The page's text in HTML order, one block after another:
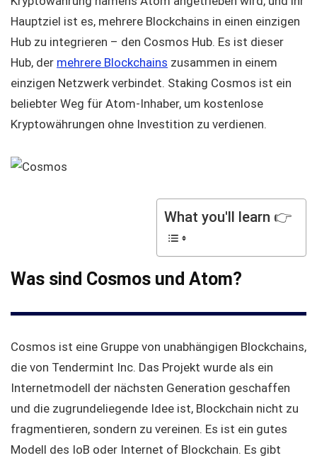
Hauptziel ist es, mehrere Blockchains in einen einzigen
Hub zu integrieren – den Cosmos Hub. Es ist dieser
Hub, der mehrere Blockchains zusammen in einem
einzigen Netzwerk verbindet. Staking Cosmos ist ein
beliebter Weg für Atom-Inhaber, um kostenlose
Kryptowährungen ohne Investition zu verdienen.
What you'll learn 👉
Was sind Cosmos und Atom?
Cosmos ist eine Gruppe von unabhängigen Blockchains,
die von Tendermint Inc. Das Projekt wurde als ein
Internetmodell der nächsten Generation geschaffen
und die zugrundeliegende Idee ist, Blockchain nicht zu
fragmentieren, sondern zu vereinen. Es ist ein gutes
Modell des IoB oder Internet of Blockchain. Es gibt